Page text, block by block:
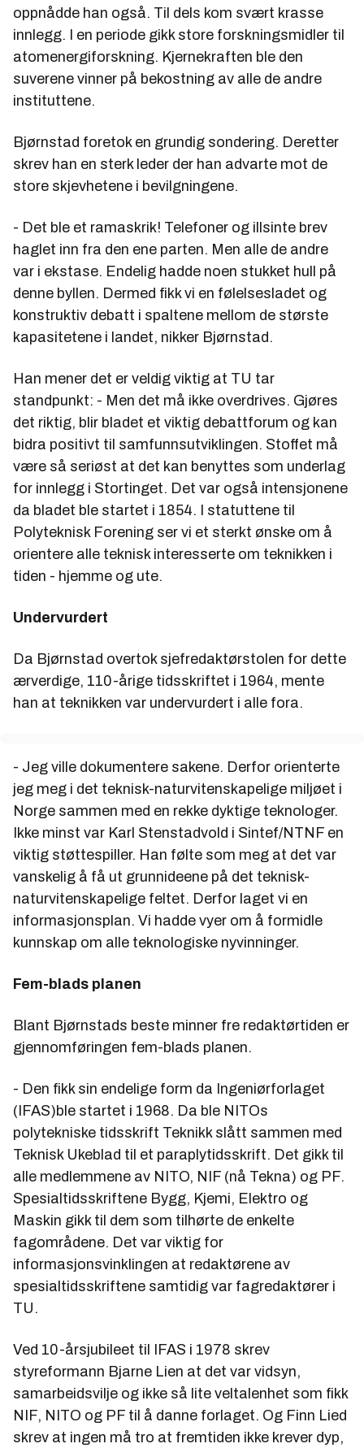
oppnådde han også. Til dels kom svært krasse
innlegg. I en periode gikk store forskningsmidler til
atomenergiforskning. Kjernekraften ble den
suverene vinner på bekostning av alle de andre
instituttene.
Bjørnstad foretok en grundig sondering. Deretter
skrev han en sterk leder der han advarte mot de
store skjevhetene i bevilgningene.
- Det ble et ramaskrik! Telefoner og illsinte brev
haglet inn fra den ene parten. Men alle de andre
var i ekstase. Endelig hadde noen stukket hull på
denne byllen. Dermed fikk vi en følelsesladet og
konstruktiv debatt i spaltene mellom de største
kapasitetene i landet, nikker Bjørnstad.
Han mener det er veldig viktig at TU tar
standpunkt: - Men det må ikke overdrives. Gjøres
det riktig, blir bladet et viktig debattforum og kan
bidra positivt til samfunnsutviklingen. Stoffet må
være så seriøst at det kan benyttes som underlag
for innlegg i Stortinget. Det var også intensjonene
da bladet ble startet i 1854. I statuttene til
Polyteknisk Forening ser vi et sterkt ønske om å
orientere alle teknisk interesserte om teknikken i
tiden - hjemme og ute.
Undervurdert
Da Bjørnstad overtok sjefredaktørstolen for dette
ærverdige, 110-årige tidsskriftet i 1964, mente
han at teknikken var undervurdert i alle fora.
- Jeg ville dokumentere sakene. Derfor orienterte
jeg meg i det teknisk-naturvitenskapelige miljøet i
Norge sammen med en rekke dyktige teknologer.
Ikke minst var Karl Stenstadvold i Sintef/NTNF en
viktig støttespiller. Han følte som meg at det var
vanskelig å få ut grunnideene på det teknisk-
naturvitenskapelige feltet. Derfor laget vi en
informasjonsplan. Vi hadde vyer om å formidle
kunnskap om alle teknologiske nyvinninger.
Fem-blads planen
Blant Bjørnstads beste minner fre redaktørtiden er
gjennomføringen fem-blads planen.
- Den fikk sin endelige form da Ingeniørforlaget
(IFAS)ble startet i 1968. Da ble NITOs
polytekniske tidsskrift Teknikk slått sammen med
Teknisk Ukeblad til et paraplytidsskrift. Det gikk til
alle medlemmene av NITO, NIF (nå Tekna) og PF.
Spesialtidsskriftene Bygg, Kjemi, Elektro og
Maskin gikk til dem som tilhørte de enkelte
fagområdene. Det var viktig for
informasjonsvinklingen at redaktørene av
spesialtidsskriftene samtidig var fagredaktører i
TU.
Ved 10-årsjubileet til IFAS i 1978 skrev
styreformann Bjarne Lien at det var vidsyn,
samarbeidsvilje og ikke så lite veltalenhet som fikk
NIF, NITO og PF til å danne forlaget. Og Finn Lied
skrev at ingen må tro at fremtiden ikke krever dyp,